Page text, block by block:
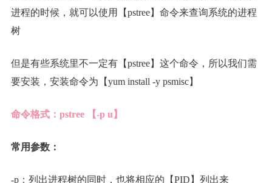
进程的时候，就可以使用【pstree】命令来查询系统的进程
树
但是有些系统里不一定有【pstree】这个命令，所以我们需
要安装，安装命令为【yum install -y psmisc】
命令格式：pstree 【-p u】
常用参数：
-p：列出进程树的同时，也将相应的【PID】列出来